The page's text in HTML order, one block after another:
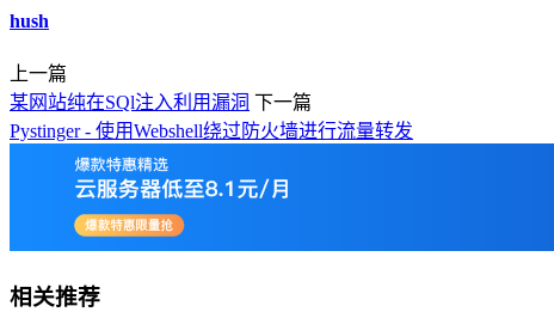
hush
上一篇
某网站纯在SQl注入利用漏洞 下一篇
Pystinger - 使用Webshell绕过防火墙进行流量转发
相关推荐